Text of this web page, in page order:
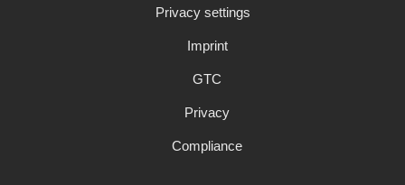
Privacy settings
Gezinmeyi
Imprint
GTC
Privacy
Compliance